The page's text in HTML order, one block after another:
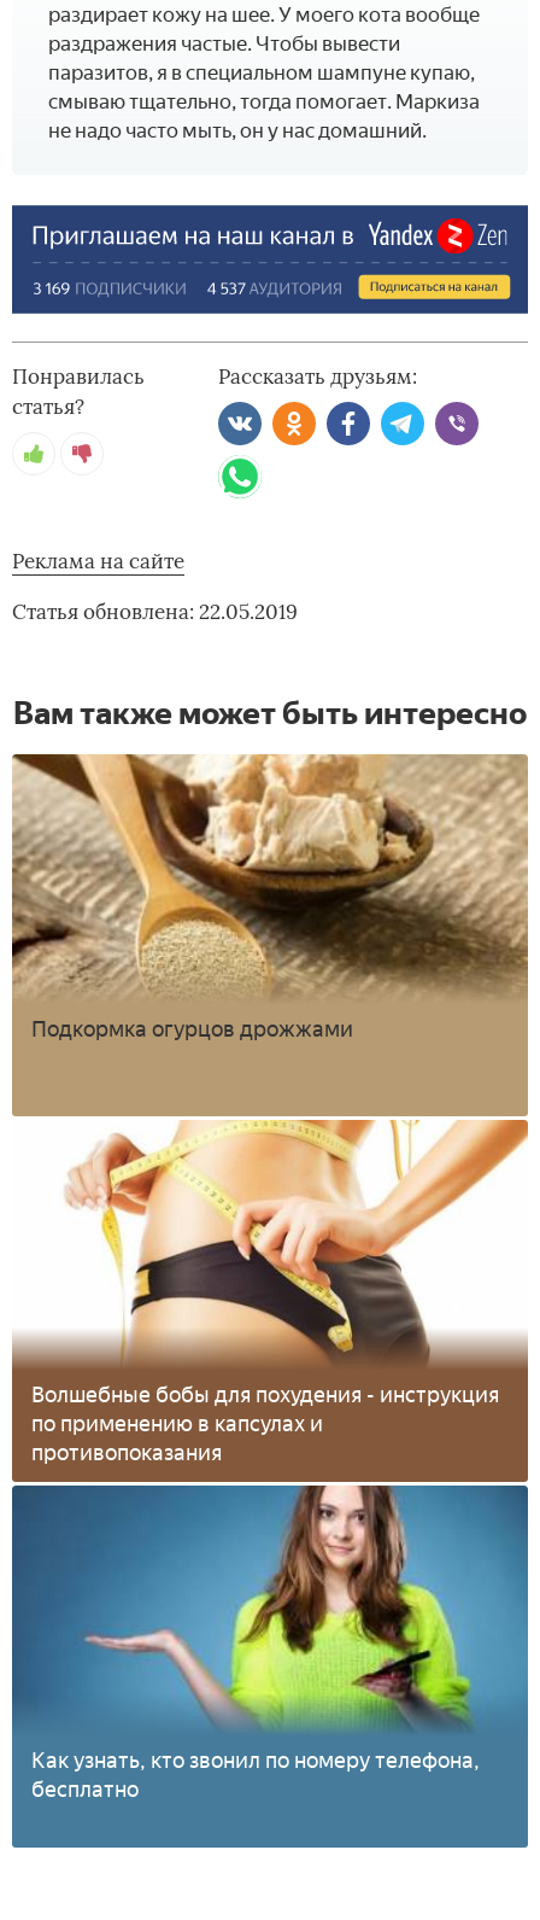
раздирает кожу на шее. У моего кота вообще
раздражения частые. Чтобы вывести
паразитов, я в специальном шампуне купаю,
смываю тщательно, тогда помогает. Маркиза
не надо часто мыть, он у нас домашний.
Понравилась
статья?
Рассказать друзьям:
Реклама на сайте
Статья обновлена: 22.05.2019
Вам также может быть интересно
Подкормка огурцов дрожжами
Волшебные бобы для похудения - инструкция
по применению в капсулах и
противопоказания
Как узнать, кто звонил по номеру телефона,
бесплатно